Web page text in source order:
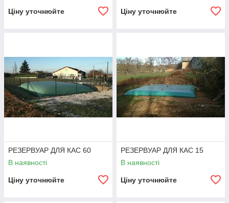
Ціну уточнюйте Ціну уточнюйте
РЕЗЕРВУАР ДЛЯ КАС 60
В наявності
Ціну уточнюйте
РЕЗЕРВУАР ДЛЯ КАС 15
В наявності
Ціну уточнюйте